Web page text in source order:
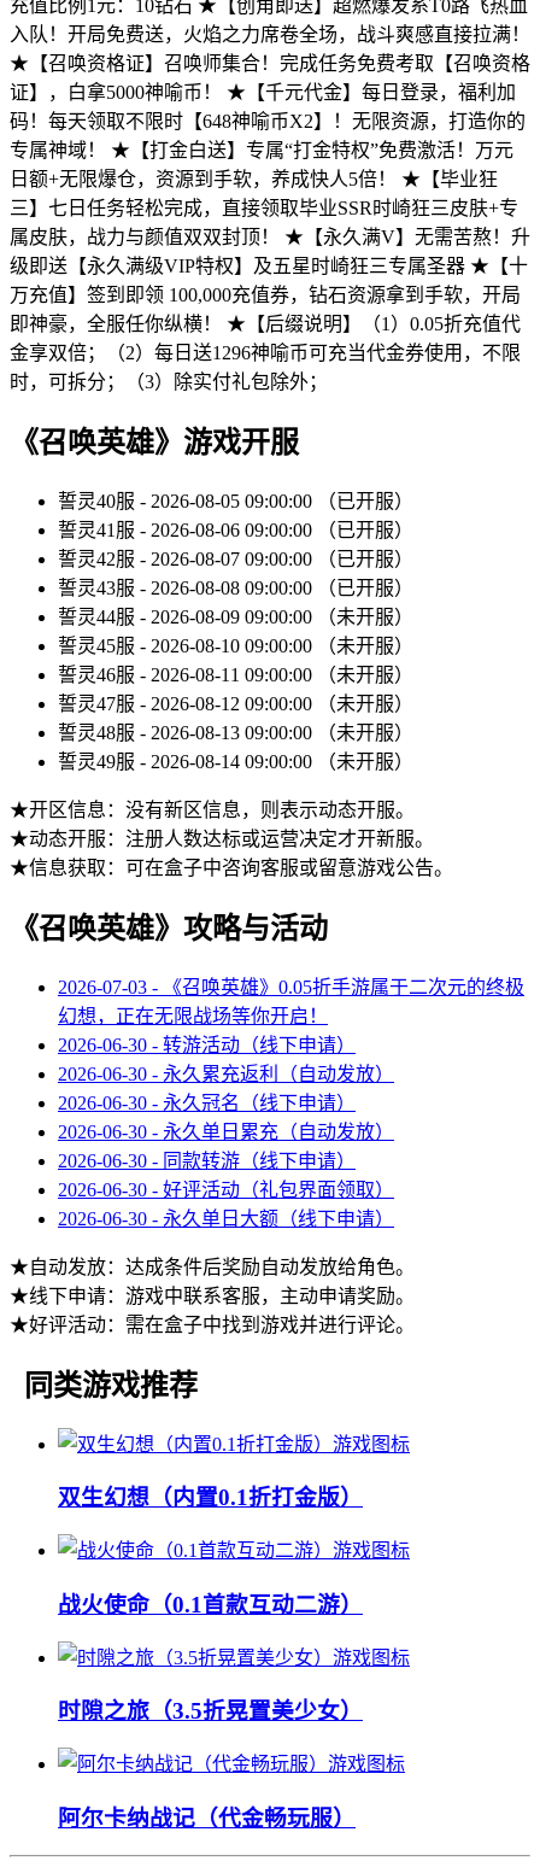
充值比例1元：10钻石 ★【创角即送】超燃爆发系T0路飞热血
入队！开局免费送，火焰之力席卷全场，战斗爽感直接拉满！
★【召唤资格证】召唤师集合！完成任务免费考取【召唤资格
证】，白拿5000神喻币！ ★【千元代金】每日登录，福利加
码！每天领取不限时【648神喻币X2】！无限资源，打造你的
专属神域！ ★【打金白送】专属“打金特权”免费激活！万元
日额+无限爆仓，资源到手软，养成快人5倍！ ★【毕业狂
三】七日任务轻松完成，直接领取毕业SSR时崎狂三皮肤+专
属皮肤，战力与颜值双双封顶！ ★【永久满V】无需苦熬！升
级即送【永久满级VIP特权】及五星时崎狂三专属圣器 ★【十
万充值】签到即领 100,000充值券，钻石资源拿到手软，开局
即神豪，全服任你纵横！ ★【后缀说明】（1）0.05折充值代
金享双倍；（2）每日送1296神喻币可充当代金券使用，不限
时，可拆分；（3）除实付礼包除外；
《召唤英雄》游戏开服
誓灵40服 - 2026-08-05 09:00:00 （已开服）
誓灵41服 - 2026-08-06 09:00:00 （已开服）
誓灵42服 - 2026-08-07 09:00:00 （已开服）
誓灵43服 - 2026-08-08 09:00:00 （已开服）
誓灵44服 - 2026-08-09 09:00:00 （未开服）
誓灵45服 - 2026-08-10 09:00:00 （未开服）
誓灵46服 - 2026-08-11 09:00:00 （未开服）
誓灵47服 - 2026-08-12 09:00:00 （未开服）
誓灵48服 - 2026-08-13 09:00:00 （未开服）
誓灵49服 - 2026-08-14 09:00:00 （未开服）
★开区信息：没有新区信息，则表示动态开服。
★动态开服：注册人数达标或运营决定才开新服。
★信息获取：可在盒子中咨询客服或留意游戏公告。
《召唤英雄》攻略与活动
2026-07-03 - 《召唤英雄》0.05折手游属于二次元的终极
幻想，正在无限战场等你开启！
2026-06-30 - 转游活动（线下申请）
2026-06-30 - 永久累充返利（自动发放）
2026-06-30 - 永久冠名（线下申请）
2026-06-30 - 永久单日累充（自动发放）
2026-06-30 - 同款转游（线下申请）
2026-06-30 - 好评活动（礼包界面领取）
2026-06-30 - 永久单日大额（线下申请）
★自动发放：达成条件后奖励自动发放给角色。
★线下申请：游戏中联系客服，主动申请奖励。
★好评活动：需在盒子中找到游戏并进行评论。
同类游戏推荐
双生幻想（内置0.1折打金版）
战火使命（0.1首款互动二游）
时隙之旅（3.5折晃置美少女）
阿尔卡纳战记（代金畅玩服）